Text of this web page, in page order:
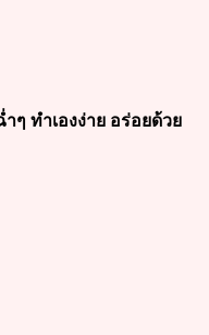
ๆ ทำเองง่าย อร่อยด้วย